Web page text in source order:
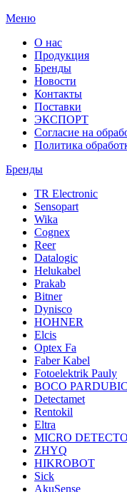
Меню
О нас
Продукция
Бренды
Новости
Контакты
Поставки
ЭКСПОРТ
Согласие на
Политика
Бренды
TR Electronic
Sensopart
Wika
Cognex
Reer
Datalogic
Helukabel
Prakab
Bitner
Dynisco
HOHNER
Elcis
Optex Fa
Faber Kabel
Fotoelektrik Pauly
BOCO
Detectamet
Rentokil
Eltra
MICRO
ZHYQ
HIKROBOT
Sick
AkuSense